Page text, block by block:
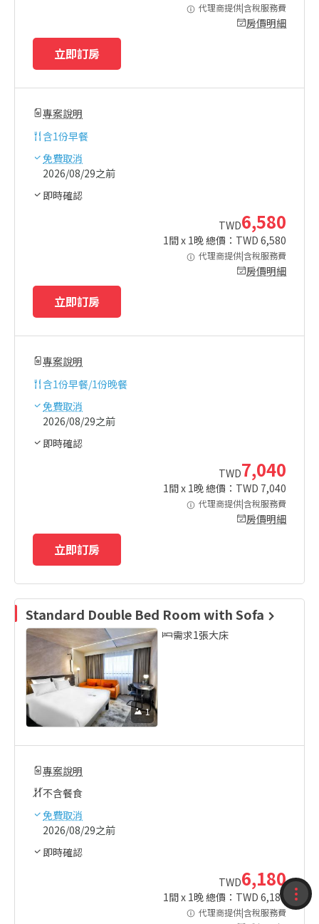
收藏
代理商提供|含稅服務費
房價明細
立即訂房
專案說明
含1份早餐
免費取消
2026/08/29之前
即時確認
TWD6,580
1間 x 1晚 總價：TWD 6,580
代理商提供|含稅服務費
房價明細
立即訂房
專案說明
含1份早餐/1份晚餐
免費取消
2026/08/29之前
即時確認
TWD7,040
1間 x 1晚 總價：TWD 7,040
代理商提供|含稅服務費
房價明細
立即訂房
Standard Double Bed Room with Sofa
1
需求1張大床
專案說明
不含餐食
免費取消
2026/08/29之前
即時確認
TWD6,180
1間 x 1晚 總價：TWD 6,180
代理商提供|含稅服務費